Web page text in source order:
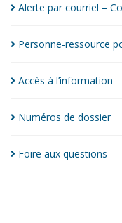
Alerte par courriel –
Personne-ressource
Accès à l’information
Numéros de dossier
Foire aux questions